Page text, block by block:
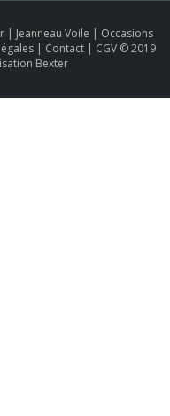
| Jeanneau Voile | Occasions
| Contact | CGV © 2019
Bexter